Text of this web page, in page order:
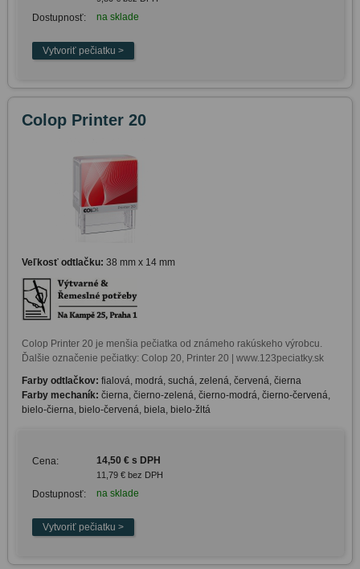
Dostupnosť: na sklade
Colop Printer 20
Veľkosť odtlačku: 38 mm x 14 mm
Colop Printer 20 je menšia pečiatka od známeho rakúskeho výrobcu.
Ďalšie označenie pečiatky: Colop 20, Printer 20 | www.123peciatky.sk
Farby odtlačkov: fialová, modrá, suchá, zelená, červená, čierna
Farby mechaník: čierna, čierno-zelená, čierno-modrá, čierno-červená,
bielo-čierna, bielo-červená, biela, bielo-žltá
Cena: 14,50 € s DPH
11,79 € bez DPH
Dostupnosť: na sklade